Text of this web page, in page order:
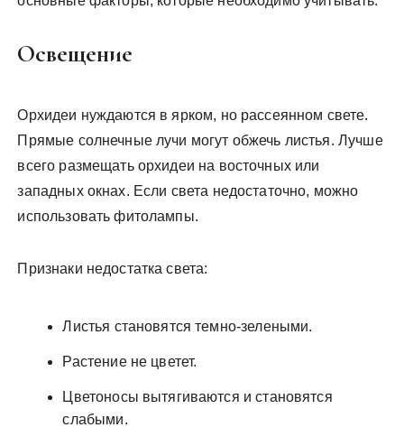
Освещение
Орхидеи нуждаются в ярком, но рассеянном свете.
Прямые солнечные лучи могут обжечь листья. Лучше
всего размещать орхидеи на восточных или
западных окнах. Если света недостаточно, можно
использовать фитолампы.
Признаки недостатка света:
Листья становятся темно-зелеными.
Растение не цветет.
Цветоносы вытягиваются и становятся
слабыми.